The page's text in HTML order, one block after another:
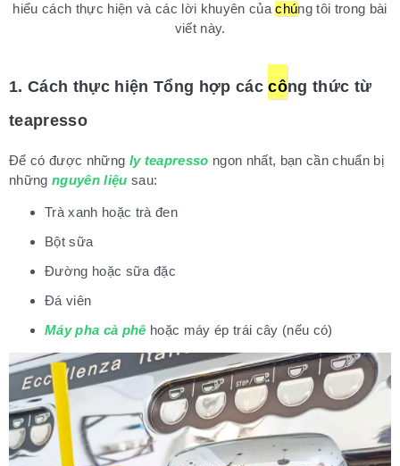
hiểu cách thực hiện và các lời khuyên củachúng tôi trong bài
viết này.
1. Cách thực hiện Tổng hợp cáccông thức từ
teapresso
Để có được những ly teapresso ngon nhất, bạn cần chuẩn bị
những nguyên liệu sau:
Trà xanh hoặc trà đen
Bột sữa
Đường hoặc sữa đặc
Đá viên
Máy pha cà phê hoặc máy ép trái cây (nếu có)